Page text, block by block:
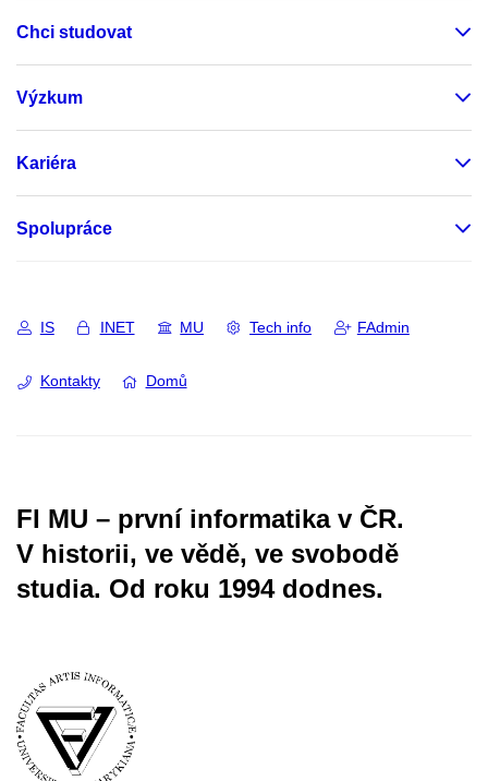
Chci studovat
Výzkum
Kariéra
Spolupráce
IS INET MU Tech info FAdmin
Kontakty Domů
FI MU – první informatika v ČR.
V historii, ve vědě, ve svobodě
studia. Od roku 1994 dodnes.